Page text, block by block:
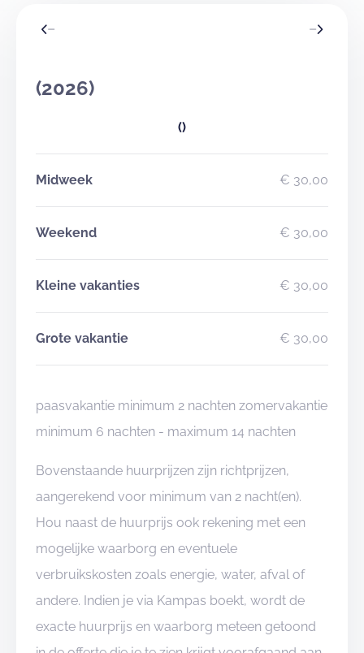
(2026)
()
Midweek € 30,00
Weekend € 30,00
Kleine vakanties € 30,00
Grote vakantie € 30,00
paasvakantie minimum 2 nachten zomervakantie
minimum 6 nachten - maximum 14 nachten
Bovenstaande huurprijzen zijn richtprijzen,
aangerekend voor minimum van 2 nacht(en).
Hou naast de huurprijs ook rekening met een
mogelijke waarborg en eventuele
verbruikskosten zoals energie, water, afval of
andere. Indien je via Kampas boekt, wordt de
exacte huurprijs en waarborg meteen getoond